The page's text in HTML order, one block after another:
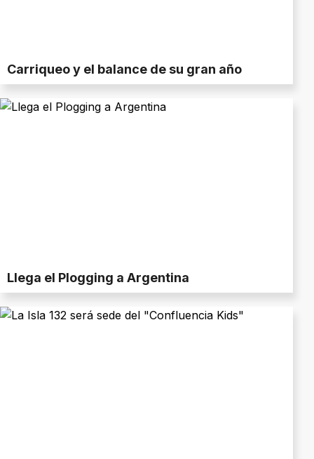
Carriqueo y el balance de su gran año
Llega el Plogging a Argentina